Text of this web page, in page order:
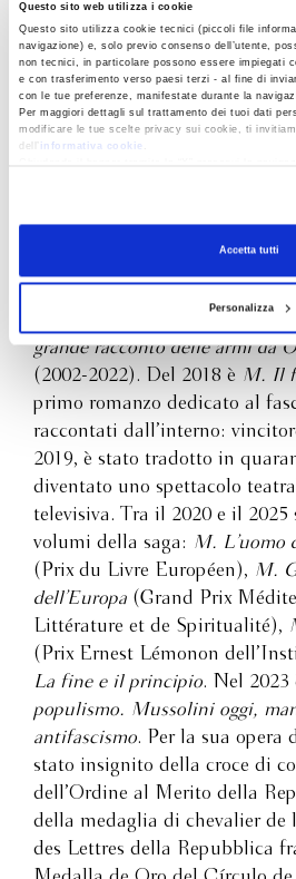
Questo sito web utilizza i cookie
Questo sito utilizza cookie tecnici (piccoli file
navigazione) e, solo previo consenso dell’utente,
non tecnici, in particolare possono essere impiegati
e con trasferimento verso paesi terzi - al fine di
con le tue preferenze, manifestate durante la
Per maggiori dettagli sul trattamento dei tuoi dati
modificare le tue scelte privacy sui cookie, ti
dell’
informativa cookie
Accetta tutti
Personalizza
È docente all’università
Repubblica, ha vinto i
italiani ed è tradotto in tutto il
l’esordio nel 2002 con
grande racconto delle armi da
(2002-2022). Del 2018 è M. Il
primo romanzo dedicato al
raccontati dall’interno:
2019, è stato tradotto in
diventato uno spettacolo
televisiva. Tra il 2020 e il
volumi della saga: M. L’uomo
(Prix du Livre Européen), M.
dell’Europa (Grand Prix
Littérature et de Spiritualité),
(Prix Ernest Lémonon
La fine e il principio. Nel 2023
populismo. Mussolini oggi,
antifascismo. Per la sua opera
stato insignito della croce di
dell’Ordine al Merito della
della medaglia di chevalier de
des Lettres della Repubblica